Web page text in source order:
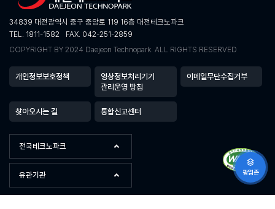
34839 대전광역시 중구 중앙로 119 16층 대전테크노파크
TEL. 1811-1582
FAX. 042-251-2859
COPYRIGHT BY 2024 Daejeon Technopark. ALL RIGHTS RESERVED
전국테크노파크
유관기관
개인정보보호정책
영상정보처리기기
관리운영 방침
이메일무단수집거부
찾아오시는 길 통합신고센터
팝업존